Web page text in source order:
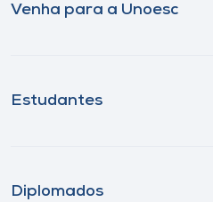
Venha para a Unoesc
Estudantes
Diplomados